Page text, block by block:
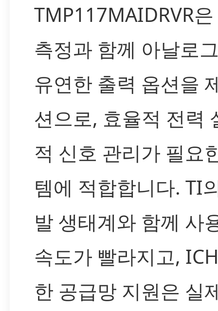
TMP117MAIDRVR
측정과 함께 아날로
유연한 출력 옵션을
션으로, 효율적 전력
적 신호 관리가 필요
템에 적합합니다. TI
발 생태계와 함께 사
속도가 빨라지고,
한 공급망 지원은 실